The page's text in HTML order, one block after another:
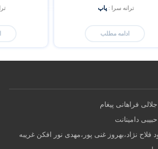
ترانه سرا : پاپ
ادامه مطلب
فراهانی پیغام
دامینانت
فلاح نژاد،بهروز غنی پور،مهدی نور افکن غریبه